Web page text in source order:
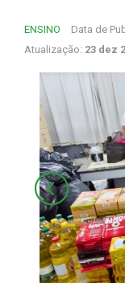
ENSINO Data de
Atualização: 23 dez